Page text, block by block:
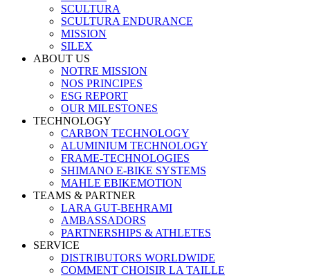
SCULTURA
SCULTURA ENDURANCE
MISSION
SILEX
ABOUT US
NOTRE MISSION
NOS PRINCIPES
ESG REPORT
OUR MILESTONES
TECHNOLOGY
CARBON TECHNOLOGY
ALUMINIUM TECHNOLOGY
FRAME-TECHNOLOGIES
SHIMANO E-BIKE SYSTEMS
MAHLE EBIKEMOTION
TEAMS & PARTNER
LARA GUT-BEHRAMI
AMBASSADORS
PARTNERSHIPS & ATHLETES
SERVICE
DISTRIBUTORS WORLDWIDE
COMMENT CHOISIR LA TAILLE